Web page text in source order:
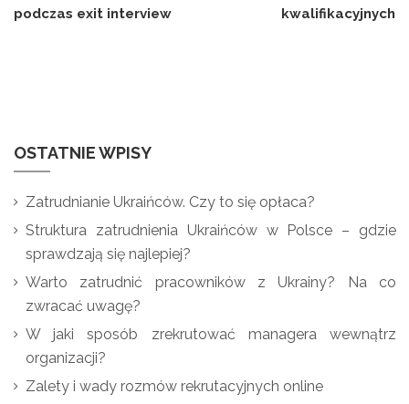
podczas exit interview
kwalifikacyjnych
OSTATNIE WPISY
Zatrudnianie Ukraińców. Czy to się opłaca?
Struktura zatrudnienia Ukraińców w Polsce – gdzie
sprawdzają się najlepiej?
Warto zatrudnić pracowników z Ukrainy? Na co
zwracać uwagę?
W jaki sposób zrekrutować managera wewnątrz
organizacji?
Zalety i wady rozmów rekrutacyjnych online